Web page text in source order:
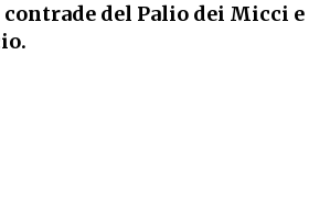
contrade del Palio dei Micci e